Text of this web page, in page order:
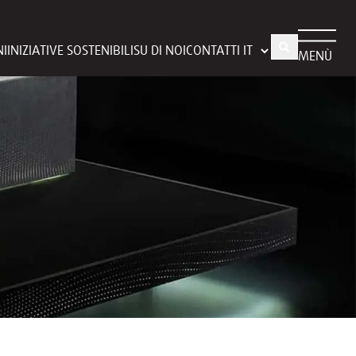
INIZIATIVE SOSTENIBILI SU DI NOI CONTATTI MENÙ